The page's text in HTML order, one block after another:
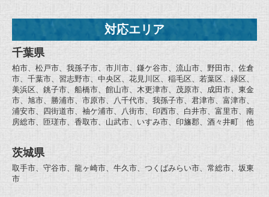
対応エリア
千葉県
柏市、松戸市、我孫子市、市川市、鎌ケ谷市、流山市、野田市、佐倉
市、千葉市、習志野市、中央区、花見川区、稲毛区、若葉区、緑区、
美浜区、銚子市、船橋市、館山市、木更津市、茂原市、成田市、東金
市、旭市、勝浦市、市原市、八千代市、我孫子市、君津市、富津市、
浦安市、四街道市、袖ケ浦市、八街市、印西市、白井市、富里市、南
房総市、匝瑳市、香取市、山武市、いすみ市、印旛郡、酒々井町 他
茨城県
取手市、守谷市、龍ヶ崎市、牛久市、つくばみらい市、常総市、坂東
市